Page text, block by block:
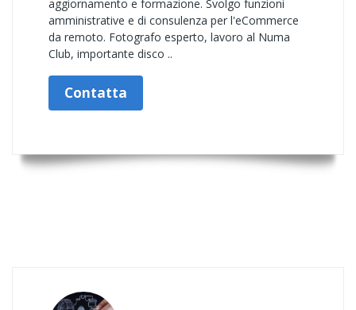
aggiornamento e formazione. Svolgo funzioni
amministrative e di consulenza per l'eCommerce
da remoto. Fotografo esperto, lavoro al Numa
Club, importante disco ..
Contatta